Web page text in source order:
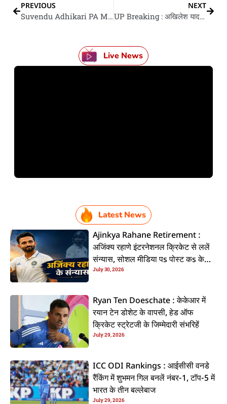
PREVIOUS
Suvendu Adhikari PA Murder Case : शुभेंदु अधिकारी के पीए के तीनो हत्यारा गिरफ्तार, बंगाल पुलिस पकड़लस
NEXT
UP Breaking : अखिलेश यादव के भाई प्रतीक यादव के 38 बरिस के उमिर में निधन, मौत के कारण अभी तक साफ ना
Live News
Latest News
Ajinkya Rahane Retirement :
अजिंक्य रहाणे इंटरनेशनल क्रिकेट से ललें
संन्यास, सोशल मीडिया पs पोस्ट कs के
कइलें एलान
July 30, 2026
Ryan Ten Doeschate : केकेआर में
रयान टेन डोशेट के वापसी, हेड ऑफ
क्रिकेट स्ट्रेटजी के जिम्मेदारी संभरिहें
July 29, 2026
ICC ODI Rankings : आईसीसी वनडे
रैंकिंग में शुभमन गिल बनलें नंबर-1, टॉप-5 में
भारत के तीन बल्लेबाज
July 29, 2026